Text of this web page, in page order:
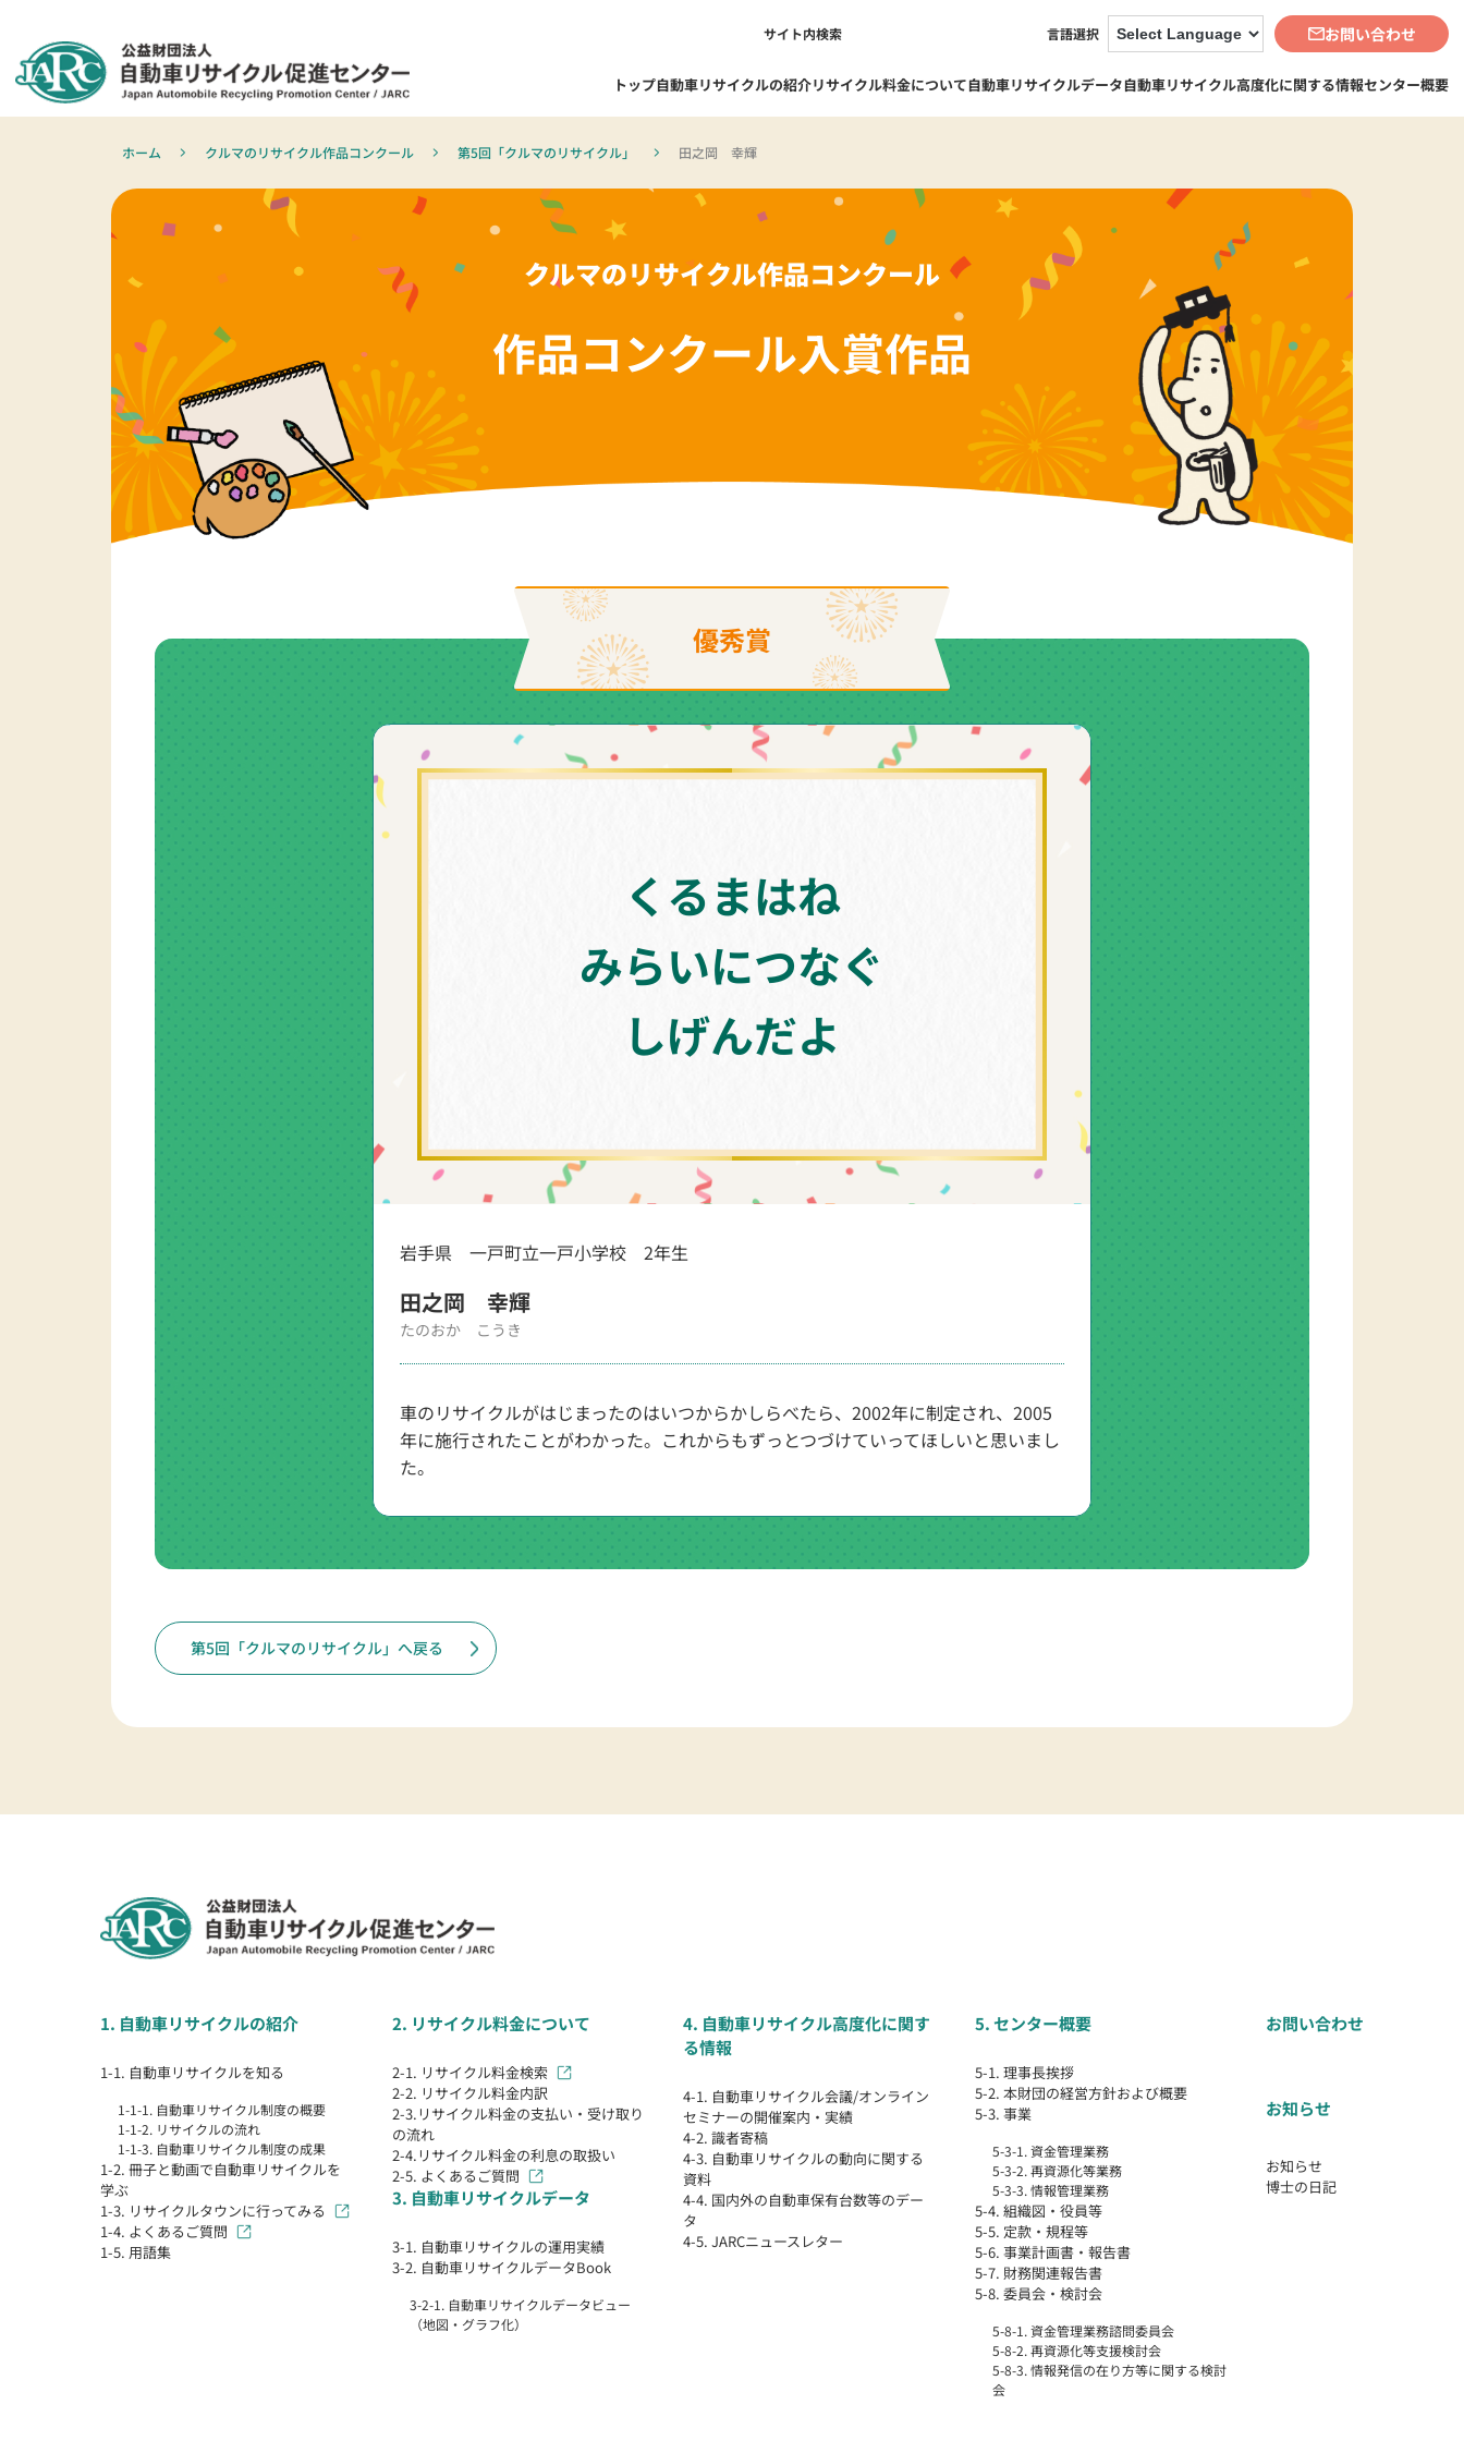
サイト内検索 言語選択 お問い合わせ
トップ自動車リサイクルの紹介
1-1. 自動車リサイクルを知る
要
1-1-3. 自動車リサイクル制度の成
リサイクル料金について自動車リサイクルデータ
3-2. 自動車リサイクルデータBook
3-2-1. 自動車リサイクルデータビ
ュー（地図・グラフ化）
自動車リサイクル高度化に関する情報センター概要
5-3. 事業
5-3-1. 資金管理業務
5-3-2. 再資源化等業務
5-3-3. 情報管理業務
ホーム クルマのリサイクル作品コンクール 第5回「クルマのリサイクル」 田之岡 幸輝
クルマのリサイクル作品コンクール
作品コンクール入賞作品
優秀賞
くるまはね
みらいにつなぐ
しげんだよ
岩手県 一戸町立一戸小学校 2年生
田之岡 幸輝
たのおか こうき
車のリサイクルがはじまったのはいつからかしらべたら、2002年に制定され、2005
年に施行されたことがわかった。これからもずっとつづけていってほしいと思いまし
た。
第5回「クルマのリサイクル」へ戻る
1. 自動車リサイクルの紹介
1-1. 自動車リサイクルを知る
1-1-1. 自動車リサイクル制度の概要
1-1-2. リサイクルの流れ
1-1-3. 自動車リサイクル制度の成果
1-2. 冊子と動画で自動車リサイクルを
学ぶ
1-3. リサイクルタウンに行ってみる
1-4. よくあるご質問
1-5. 用語集
2. リサイクル料金について
2-1. リサイクル料金検索
2-2. リサイクル料金内訳
2-3.リサイクル料金の支払い・受け取り
の流れ
2-4.リサイクル料金の利息の取扱い
2-5. よくあるご質問
3. 自動車リサイクルデータ
3-1. 自動車リサイクルの運用実績
3-2. 自動車リサイクルデータBook
3-2-1. 自動車リサイクルデータビュー
（地図・グラフ化）
4. 自動車リサイクル高度化に関す
る情報
4-1. 自動車リサイクル会議/オンライン
セミナーの開催案内・実績
4-2. 識者寄稿
4-3. 自動車リサイクルの動向に関する
資料
4-4. 国内外の自動車保有台数等のデー
タ
4-5. JARCニュースレター
5. センター概要
5-1. 理事長挨拶
5-2. 本財団の経営方針および概要
5-3. 事業
5-3-1. 資金管理業務
5-3-2. 再資源化等業務
5-3-3. 情報管理業務
5-4. 組織図・役員等
5-5. 定款・規程等
5-6. 事業計画書・報告書
5-7. 財務関連報告書
5-8. 委員会・検討会
5-8-1. 資金管理業務諮問委員会
5-8-2. 再資源化等支援検討会
5-8-3. 情報発信の在り方等に関する検討
会
お問い合わせ
お知らせ
お知らせ
博士の日記